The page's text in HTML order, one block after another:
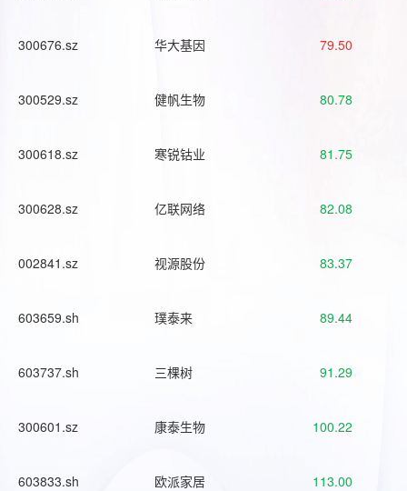
300676.sz 华大基因 79.50
300529.sz 健帆生物 80.78
300618.sz 寒锐钴业 81.75
300628.sz 亿联网络 82.08
002841.sz 视源股份 83.37
603659.sh 璞泰来 89.44
603737.sh 三棵树 91.29
300601.sz 康泰生物 100.22
603833.sh 欧派家居 113.00